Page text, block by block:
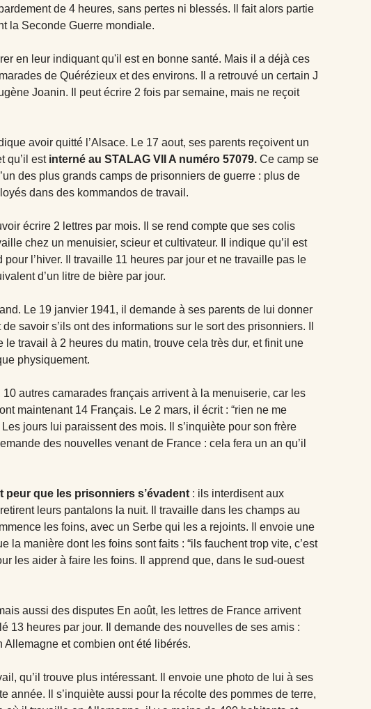
de 4 heures, sans pertes ni blessés. Il fait alors partie
la Seconde Guerre mondiale.
en leur indiquant qu'il est en bonne santé. Mais il a déjà ces
de Quérézieux et des environs. Il a retrouvé un certain J
Joanin. Il peut écrire 2 fois par semaine, mais ne reçoit
avoir quitté l’Alsace. Le 17 aout, ses parents reçoivent un
qu’il est interné au STALAG VII A numéro 57079.Ce camp se
des plus grands camps de prisonniers de guerre : plus de
dans des kommandos de travail.
écrire 2 lettres par mois. Il se rend compte que ses colis
chez un menuisier, scieur et cultivateur. Il indique qu’il est
l’hiver. Il travaille 11 heures par jour et ne travaille pas le
d’un litre de bière par jour.
Le 19 janvier 1941, il demande à ses parents de lui donner
savoir s’ils ont des informations sur le sort des prisonniers. Il
travail à 2 heures du matin, trouve cela très dur, et finit une
physiquement.
autres camarades français arrivent à la menuiserie, car les
maintenant 14 Français. Le 2 mars, il écrit : “rien ne me
jours lui paraissent des mois. Il s’inquiète pour son frère
des nouvelles venant de France : cela fera un an qu’il
peur que les prisonniers s’évadent : ils interdisent aux
leurs pantalons la nuit. Il travaille dans les champs au
les foins, avec un Serbe qui les a rejoints. Il envoie une
la manière dont les foins sont faits : “ils fauchent trop vite, c’est
les aider à faire les foins. Il apprend que, dans le sud-ouest
aussi des disputes En août, les lettres de France arrivent
13 heures par jour. Il demande des nouvelles de ses amis :
et combien ont été libérés.
qu’il trouve plus intéressant. Il envoie une photo de lui à ses
année. Il s’inquiète aussi pour la récolte des pommes de terre,